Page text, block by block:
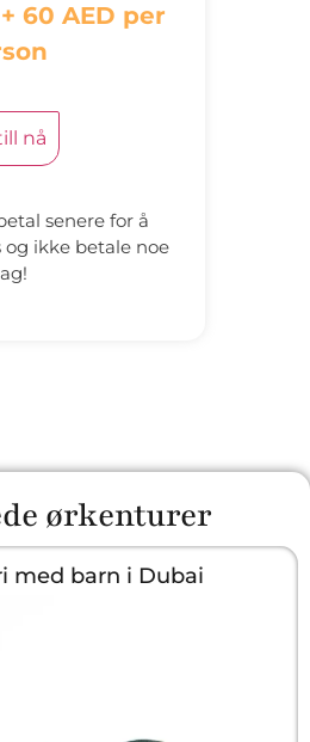
60 AED per
nå
senere for å
og ikke betale noe
ørkenturer
med barn i Dubai